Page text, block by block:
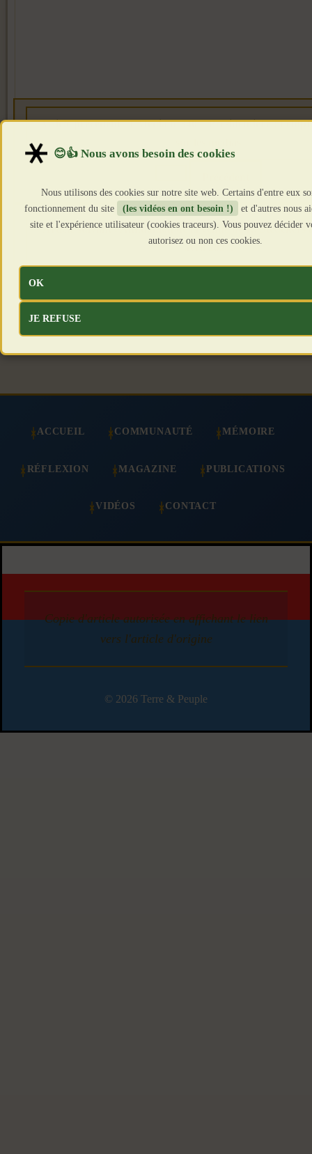
Article précédent : I-Média n°340 – Présidentielle :
Article suivant : Annulation de la venue de R. Steuckers
avril 2021.
ACCUEIL COMMUNAUTÉ MÉMOIRE
RÉFLEXION MAGAZINE PUBLICATIONS
VIDÉOS CONTACT
Copie d'article autorisée en affichant le lien
vers l'article d'origine
© 2026 Terre & Peuple
Nous utilisons des cookies sur notre site web. Certains d'entre eux
fonctionnement du site
(les vidéos en ont besoin !)
et d'autres nous
site et l'expérience utilisateur (cookies traceurs). Vous pouvez décider
autorisez ou non ces cookies.
OK
JE REFUSE